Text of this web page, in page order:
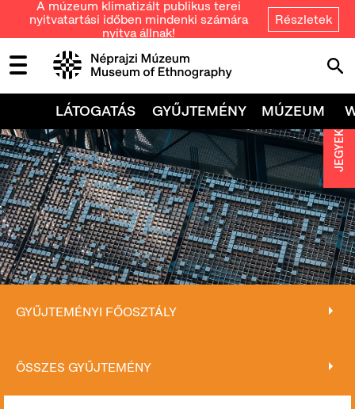
A múzeum klimatizált publikus terei
nyitvatartási időben mindenki számára
nyitva állnak!
Részletek
LÁTOGATÁS GYŰJTEMÉNY MÚZEUM
GYŰJTEMÉNYI FŐOSZTÁLY
ÖSSZES GYŰJTEMÉNY
JEGYEK